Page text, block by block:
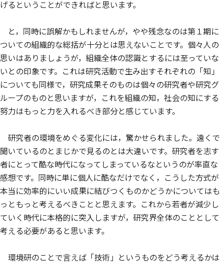
げるということができればと思います。
と，同時に誤解かもしれませんが，やや残念なのは第１期に
ついての組織的な総括が十分とは思えないことです。個々人の
思いはありましょうが，組織全体の認識とするには至っていな
いとの印象です。これは研究活動で生み出すそれぞれの「知」
についても同様で，研究成果そのものは個々の研究者や研究グ
ループのものと思いますが，これを組織の知，社会の知にする
努力はもっと力を入れるべき部分と感じています。
研究者の環境をめぐる変化には，驚かせられました。遠くで
聞いているのとまじかで見るのとは大違いです。研究者を志す
者にとって酷な時代になってしまっているなというのが率直な
感想です。同時に単に個人に酷なだけでなく，こうした方式が
本当に効率的にいい成果に結びつくものかどうかについてはも
っともっと考えるべきことと思えます。これから若者が減少し
ていく時代に本格的に突入しますが，研究界全体のこととして
考える必要があると思います。
環境研のことで言えば「技術」というものをどう考えるかは